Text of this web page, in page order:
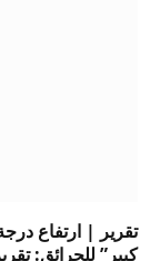
تقرير | ارتفاع
كبير” للحرائق: